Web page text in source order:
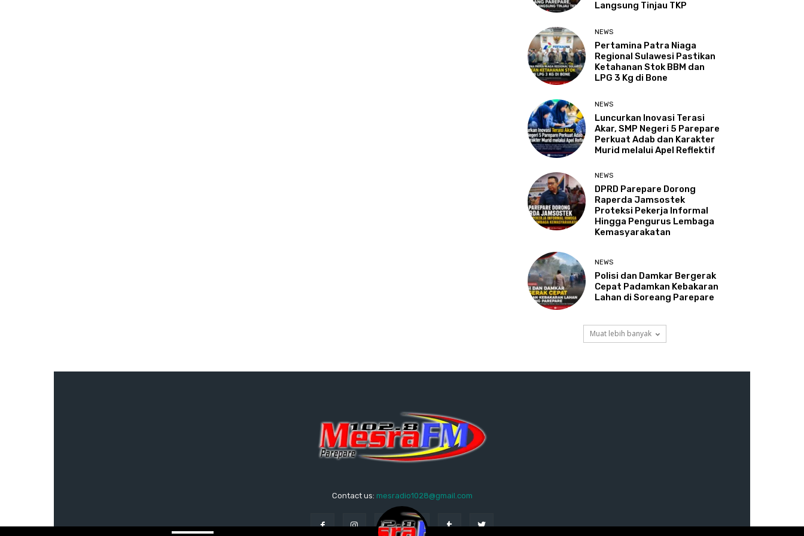
Langsung Tinjau TKP
NEWS
Pertamina Patra Niaga
Regional Sulawesi Pastikan
Ketahanan Stok BBM dan
LPG 3 Kg di Bone
NEWS
Luncurkan Inovasi Terasi
Akar, SMP Negeri 5 Parepare
Perkuat Adab dan Karakter
Murid melalui Apel Reflektif
NEWS
DPRD Parepare Dorong
Raperda Jamsostek
Proteksi Pekerja Informal
Hingga Pengurus Lembaga
Kemasyarakatan
NEWS
Polisi dan Damkar Bergerak
Cepat Padamkan Kebakaran
Lahan di Soreang Parepare
Muat lebih banyak
Contact us: mesradio1028@gmail.com